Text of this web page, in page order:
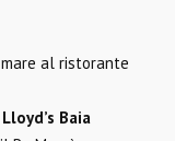
al ristorante
Lloyd’s Baia